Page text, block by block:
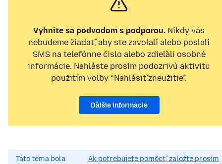
Vyhnite sa podvodom s podporou. Nikdy vás
nebudeme žiadať, aby ste zavolali alebo poslali
SMS na telefónne číslo alebo zdieľali osobné
informácie. Nahláste prosím podozrivú aktivitu
použitím voľby “Nahlásiť zneužitie”.
Ďalšie informácie
Táto téma bola
Ak potrebujete pomôcť, založte prosím